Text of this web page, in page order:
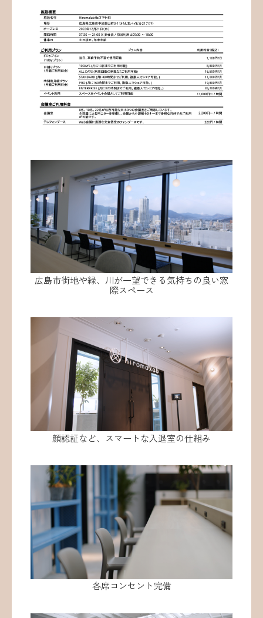
広島市街地や緑、川が一望できる気持ちの良い窓
際スペース
顔認証など、スマートな入退室の仕組み
各席コンセント完備